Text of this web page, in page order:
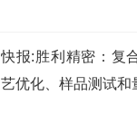
快报:胜利精密：复
艺优化、样品测试和